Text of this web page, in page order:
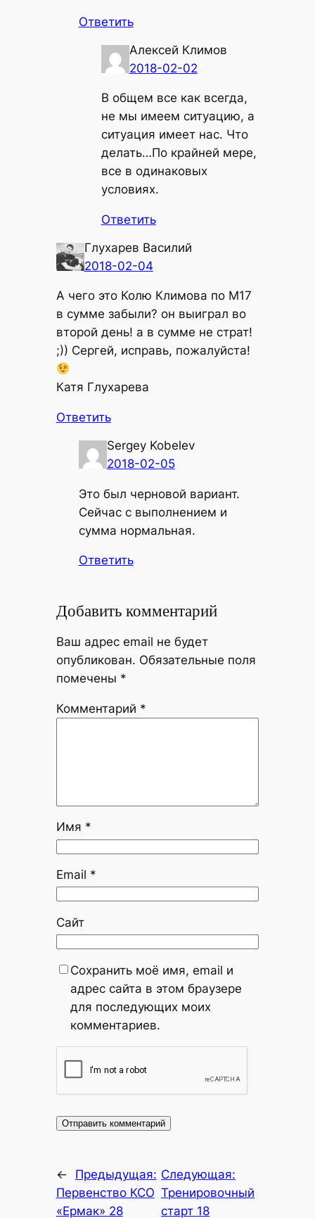
Ответить
Алексей Климов
2018-02-02
В общем все как всегда,
не мы имеем ситуацию, а
ситуация имеет нас. Что
делать…По крайней мере,
все в одинаковых
условиях.
Ответить
Глухарев Василий
2018-02-04
А чего это Колю Климова по М17
в сумме забыли? он выиграл во
второй день! а в сумме не страт!
;)) Сергей, исправь, пожалуйста!
Катя Глухарева
Ответить
Sergey Kobelev
2018-02-05
Это был черновой вариант.
Сейчас с выполнением и
сумма нормальная.
Ответить
Добавить комментарий
Ваш адрес email не будет
опубликован. Обязательные поля
помечены *
Комментарий *
Имя *
Email *
Сайт
Сохранить моё имя, email и
адрес сайта в этом браузере
для последующих моих
комментариев.
←
Предыдущая:
Первенство КСО
«Ермак» 28
Следующая:
Тренировочный
старт 18